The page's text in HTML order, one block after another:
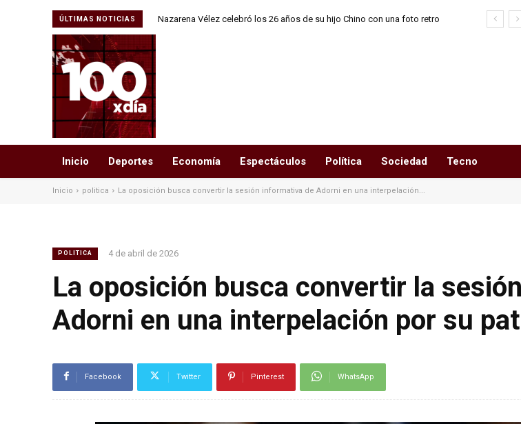
ÚLTIMAS NOTICIAS
Nazarena Vélez celebró los 26 años de su hijo Chino con una foto retro
Inicio Deportes Economía Espectáculos Política Sociedad Tecno
Inicio politica La oposición busca convertir la sesión informativa de Adorni en una interpelación...
POLITICA 4 de abril de 2026
La oposición busca convertir la
Adorni en una interpelación por su
Facebook Twitter Pinterest WhatsApp